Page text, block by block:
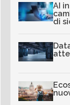
AI
di